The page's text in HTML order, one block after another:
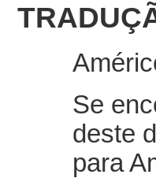
Se
deste
para